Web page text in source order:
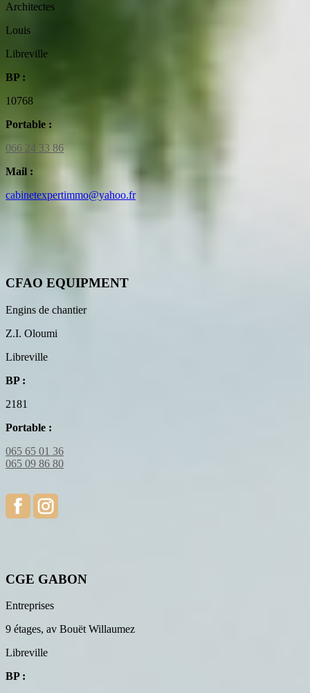
Architectes
Louis
Libreville
BP :
10768
Portable :
066 24 33 86
Mail :
cabinetexpertimmo@yahoo.fr
CFAO EQUIPMENT
Engins de chantier
Z.I. Oloumi
Libreville
BP :
2181
Portable :
065 65 01 36
065 09 86 80
CGE GABON
Entreprises
9 étages, av Bouët Willaumez
Libreville
BP :